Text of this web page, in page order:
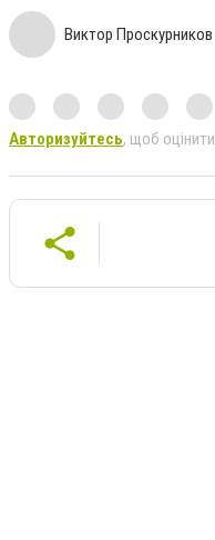
Виктор Проскурников
Авторизуйтесь, щоб оцінити